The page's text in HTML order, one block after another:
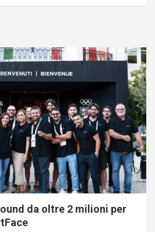
da oltre 2 milioni per